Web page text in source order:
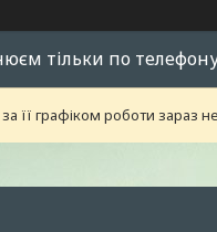
тільки по
її графіком роботи